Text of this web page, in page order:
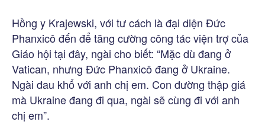
Hồng y Krajewski, với tư cách là đại diện Đức
Phanxicô đến để tăng cường công tác viện trợ của
Giáo hội tại đây, ngài cho biết: “Mặc dù đang ở
Vatican, nhưng Đức Phanxicô đang ở Ukraine.
Ngài đau khổ với anh chị em. Con đường thập giá
mà Ukraine đang đi qua, ngài sẽ cùng đi với anh
chị em”.